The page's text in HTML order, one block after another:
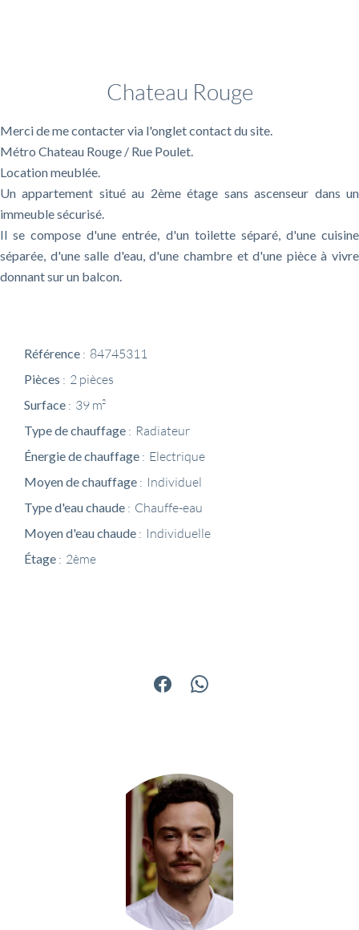
Chateau Rouge
Merci de me contacter via l'onglet contact du site.
Métro Chateau Rouge / Rue Poulet.
Location meublée.
Un appartement situé au 2ème étage sans ascenseur dans un
immeuble sécurisé.
Il se compose d'une entrée, d'un toilette séparé, d'une cuisine
séparée, d'une salle d'eau, d'une chambre et d'une pièce à vivre
donnant sur un balcon.
Référence 84745311
Pièces 2 pièces
Surface 39 m²
Type de chauffage Radiateur
Énergie de chauffage Electrique
Moyen de chauffage Individuel
Type d'eau chaude Chauffe-eau
Moyen d'eau chaude Individuelle
Étage 2ème